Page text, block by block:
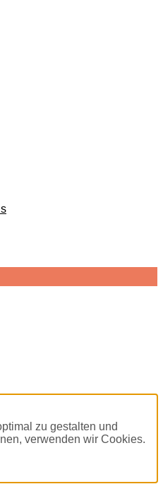
zu gestalten und
verwenden wir Cookies.